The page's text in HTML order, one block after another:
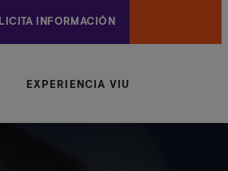
INFORMACIÓN
EXPERIENCIA VIU